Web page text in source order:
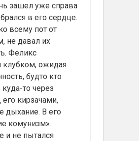
зашел уже справа
в его сердце.
всему пот от
не давал их
Феликс
клубком, ожидая
будто кто
то через
кирзачами,
дыхание. В его
комунизм».
и не пытался